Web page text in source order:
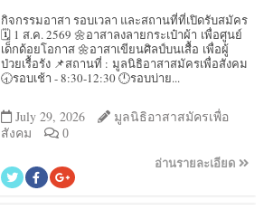
กิจกรรมอาสา รอบเวลา และสถานที่ที่เปิดรับสมัคร
🗓️ 1 ส.ค. 2569 🌼อาสาลงลายกระเป๋าผ้า เพื่อศูนย์
เด็กด้อยโอกาส 🌼อาสาเขียนศิลป์บนเสื้อ เพื่อผู้
ป่วยเรื้อรัง 📌สถานที่ : มูลนิธิอาสาสมัครเพื่อสังคม
🕣รอบเช้า - 8:30-12:30 🕛รอบบ่าย...
July 29, 2026
มูลนิธิอาสาสมัครเพื่อ
สังคม
0
อ่านรายละเอียด